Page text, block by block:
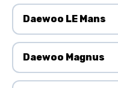
Daewoo LE Mans
Daewoo Magnus